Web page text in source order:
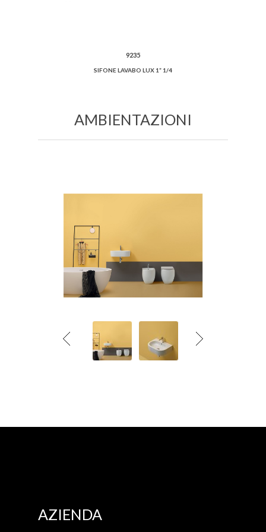
9235
SIFONE LAVABO LUX 1” 1/4
AMBIENTAZIONI
AZIENDA